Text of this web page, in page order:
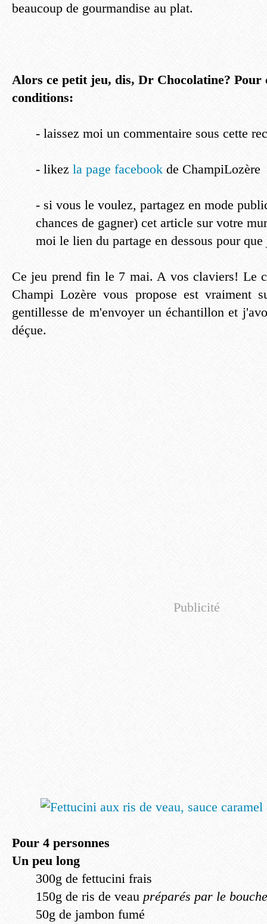
beaucoup de gourmandise au plat.
Alors ce petit jeu, dis, Dr Chocolatine? Pour
conditions:
- laissez moi un commentaire sous cette
- likez la page facebook de ChampiLozère
- si vous le voulez, partagez en mode
chances de gagner) cet article sur votre
moi le lien du partage en dessous pour
Ce jeu prend fin le 7 mai. A vos claviers! Le
Champi Lozère vous propose est vraiment
gentillesse de m'envoyer un échantillon et
déçue.
Publicité
Pour 4 personnes
Un peu long
300g de fettucini frais
150g de ris de veau préparés par le
50g de jambon fumé